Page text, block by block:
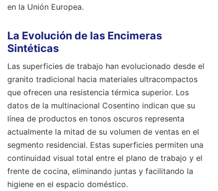
en la Unión Europea.
La Evolución de las Encimeras
Sintéticas
Las superficies de trabajo han evolucionado desde el
granito tradicional hacia materiales ultracompactos
que ofrecen una resistencia térmica superior. Los
datos de la multinacional Cosentino indican que su
línea de productos en tonos oscuros representa
actualmente la mitad de su volumen de ventas en el
segmento residencial. Estas superficies permiten una
continuidad visual total entre el plano de trabajo y el
frente de cocina, eliminando juntas y facilitando la
higiene en el espacio doméstico.